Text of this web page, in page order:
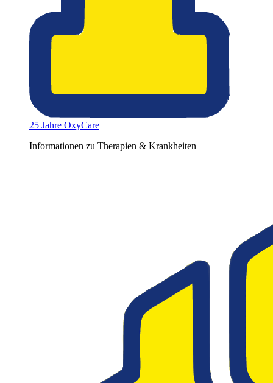
25 Jahre OxyCare
Informationen zu Therapien & Krankheiten